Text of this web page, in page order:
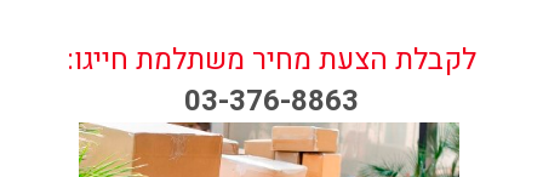
לקבלת הצעת מחיר משתלמת חייגו:
03-376-8863